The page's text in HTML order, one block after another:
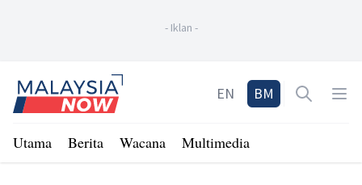
- Iklan -
Home
EN BM Open
Utama Berita Wacana Multimedia